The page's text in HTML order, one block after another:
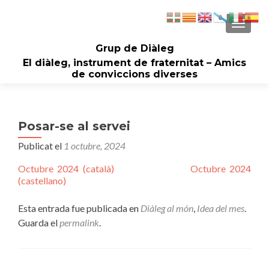
Grup de Diàleg
El diàleg, instrument de fraternitat – Amics
de conviccions diverses
Posar-se al servei
Publicat el 1 octubre, 2024
Octubre 2024 (català)
Octubre 2024
(castellano)
Esta entrada fue publicada en Diàleg al món, Idea del mes.
Guarda elpermalink.